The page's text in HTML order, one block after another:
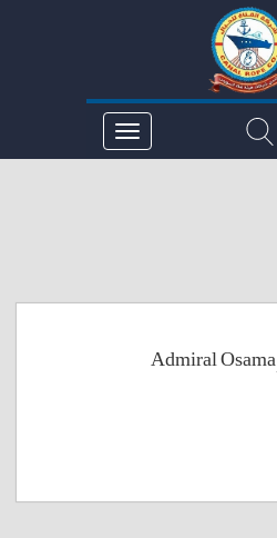
ِAdmiral Osama